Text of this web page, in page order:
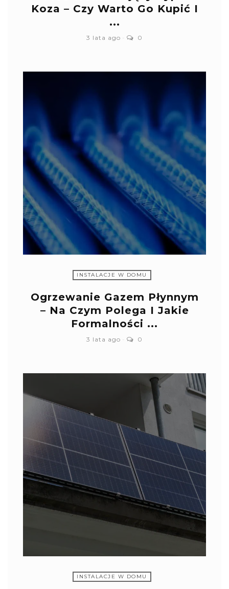
Koza – Czy Warto Go Kupić I
...
3 lata ago 0
INSTALACJE W DOMU
Ogrzewanie Gazem Płynnym
– Na Czym Polega I Jakie
Formalności ...
3 lata ago 0
INSTALACJE W DOMU